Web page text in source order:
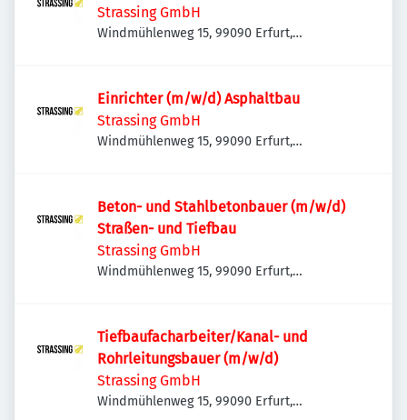
Strassing GmbH
Windmühlenweg 15, 99090 Erfurt,
Einrichter (m/w/d) Asphaltbau
Strassing GmbH
Windmühlenweg 15, 99090 Erfurt,
Beton- und Stahlbetonbauer (m/w/d)
Straßen- und Tiefbau
Strassing GmbH
Windmühlenweg 15, 99090 Erfurt,
Tiefbaufacharbeiter/Kanal- und
Rohrleitungsbauer (m/w/d)
Strassing GmbH
Windmühlenweg 15, 99090 Erfurt,